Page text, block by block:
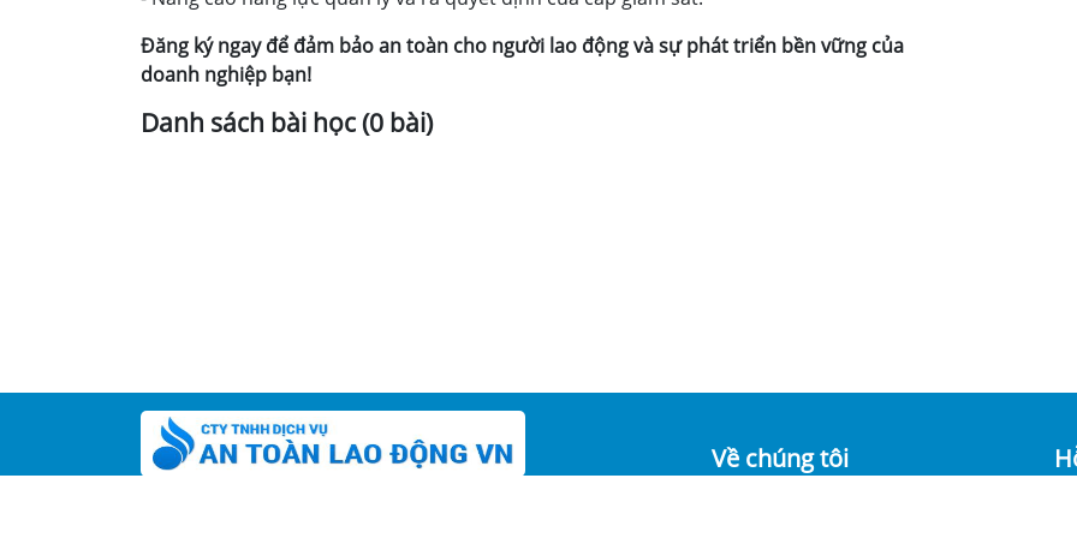
Đăng ký ngay để đảm bảo an toàn cho người lao động và sự phát triển bền vững của
doanh nghiệp bạn!
Danh sách bài học (0 bài)
Về chúng tôi